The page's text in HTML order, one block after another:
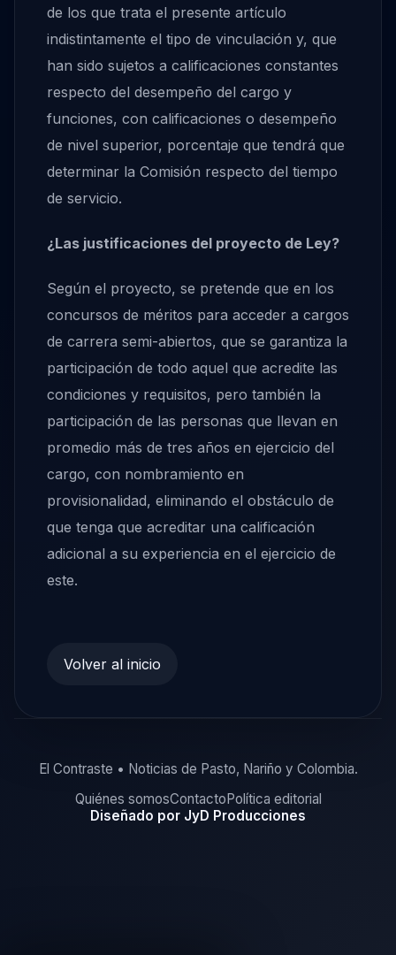
de los que trata el presente artículo
indistintamente el tipo de vinculación y, que
han sido sujetos a calificaciones constantes
respecto del desempeño del cargo y
funciones, con calificaciones o desempeño
de nivel superior, porcentaje que tendrá que
determinar la Comisión respecto del tiempo
de servicio.
¿Las justificaciones del proyecto de Ley?
Según el proyecto, se pretende que en los
concursos de méritos para acceder a cargos
de carrera semi-abiertos, que se garantiza la
participación de todo aquel que acredite las
condiciones y requisitos, pero también la
participación de las personas que llevan en
promedio más de tres años en ejercicio del
cargo, con nombramiento en
provisionalidad, eliminando el obstáculo de
que tenga que acreditar una calificación
adicional a su experiencia en el ejercicio de
este.
Volver al inicio
El Contraste • Noticias de Pasto, Nariño y Colombia.
Quiénes somosContactoPolítica editorial
Diseñado por JyD Producciones